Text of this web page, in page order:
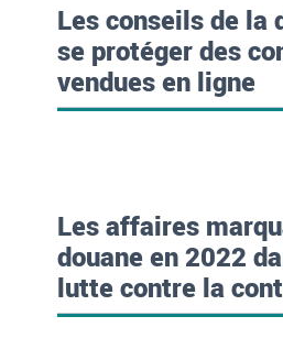
Les conseils de la
se protéger des
vendues en ligne
Les affaires
douane en 2022
lutte contre la